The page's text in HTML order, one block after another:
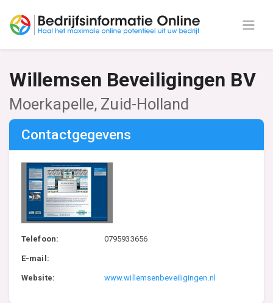
Willemsen Beveiligingen BV
Moerkapelle, Zuid-Holland
Contactgegevens
Telefoon: 0795933656
E-mail:
Website: www.willemsenbeveiligingen.nl